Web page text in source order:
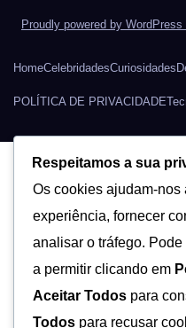
Proudly powered by WordPress
HomeCelebridadesCuriosidades
POLÍTICA DE PRIVACIDADE
Respeitamos a sua
Os cookies ajudam-nos
experiência, fornecer
analisar o tráfego.
a permitir clicando em
Aceitar Todos para
Todos para recusar